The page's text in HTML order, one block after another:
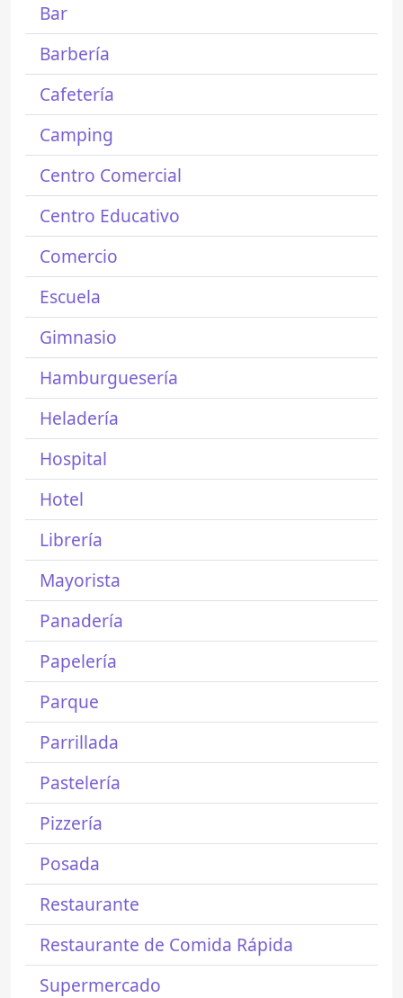
Bar
Barbería
Cafetería
Camping
Centro Comercial
Centro Educativo
Comercio
Escuela
Gimnasio
Hamburguesería
Heladería
Hospital
Hotel
Librería
Mayorista
Panadería
Papelería
Parque
Parrillada
Pastelería
Pizzería
Posada
Restaurante
Restaurante de Comida Rápida
Supermercado